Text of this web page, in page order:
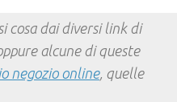
cosa dai diversi link di
alcune di queste
negozio online, quelle